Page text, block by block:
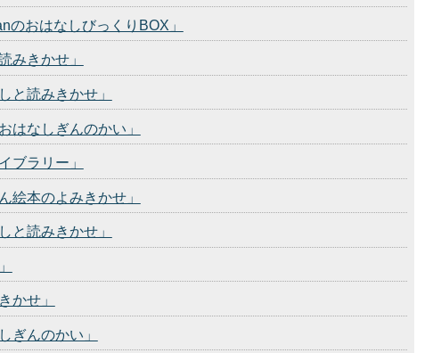
おはなしびっくりBOX」
みきかせ」
と読みきかせ」
なしぎんのかい」
ブラリー」
絵本のよみきかせ」
と読みきかせ」
かせ」
ぎんのかい」